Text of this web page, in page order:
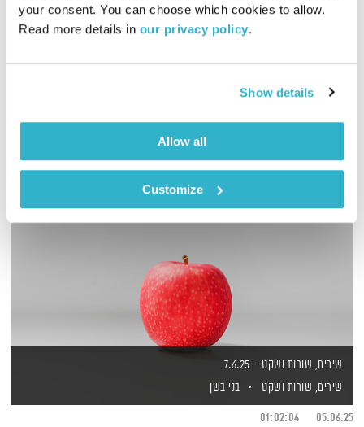
your consent. You can choose which cookies to allow.
Read more details in our privacy policy.
Show details
Allow all
Customize
12.06.19
00:52:07
שירים, שורות ושקט – 7.6.25
שירים, שורות ושקט
בני בשן
05.06.25
01:02:04